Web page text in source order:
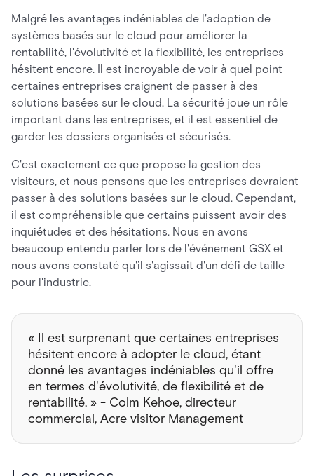
Malgré les avantages indéniables de l'adoption de
systèmes basés sur le cloud pour améliorer la
rentabilité, l'évolutivité et la flexibilité, les entreprises
hésitent encore. Il est incroyable de voir à quel point
certaines entreprises craignent de passer à des
solutions basées sur le cloud. La sécurité joue un rôle
important dans les entreprises, et il est essentiel de
garder les dossiers organisés et sécurisés.
C'est exactement ce que propose la gestion des
visiteurs, et nous pensons que les entreprises devraient
passer à des solutions basées sur le cloud. Cependant,
il est compréhensible que certains puissent avoir des
inquiétudes et des hésitations. Nous en avons
beaucoup entendu parler lors de l'événement GSX et
nous avons constaté qu'il s'agissait d'un défi de taille
pour l'industrie.
« Il est surprenant que certaines entreprises
hésitent encore à adopter le cloud, étant
donné les avantages indéniables qu'il offre
en termes d'évolutivité, de flexibilité et de
rentabilité. » - Colm Kehoe, directeur
commercial, Acre visitor Management